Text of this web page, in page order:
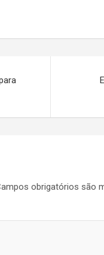
obrigatórios são